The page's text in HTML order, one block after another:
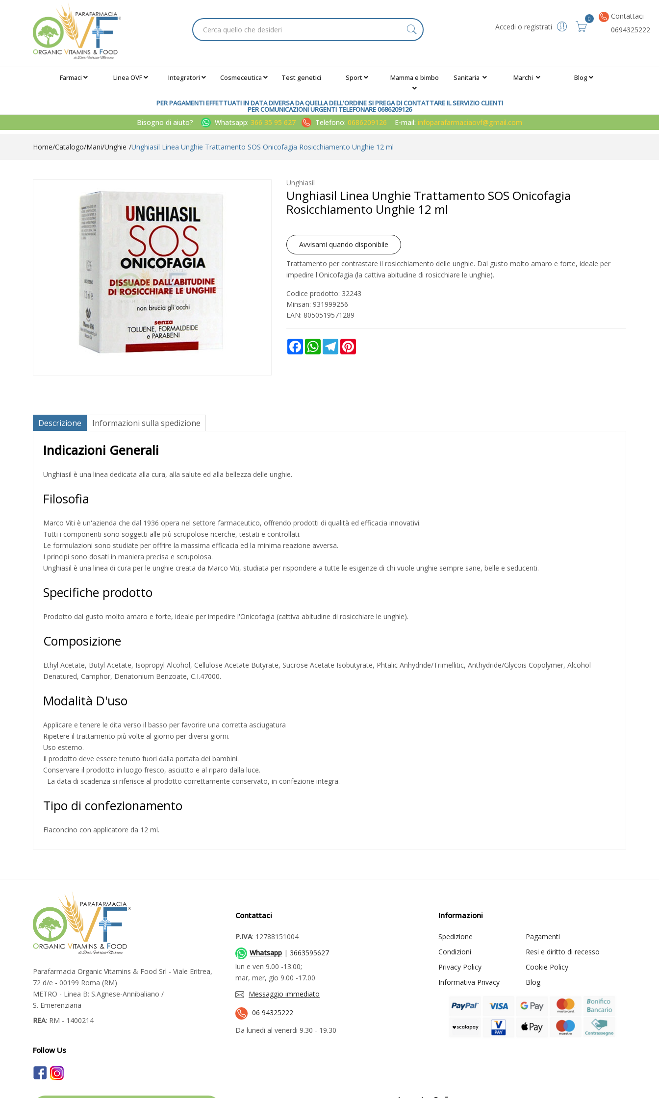
Accedi o registrati
0
Contattaci
0694325222
Farmaci Linea OVF Integratori Cosmeceutica Test genetici Sport Mamma e bimbo Sanitaria Marchi Blog
PER PAGAMENTI EFFETTUATI IN DATA DIVERSA DA QUELLA DELL'ORDINE SI PREGA DI CONTATTARE IL SERVIZIO CLIENTI
PER COMUNICAZIONI URGENTI TELEFONARE 0686209126
Bisogno di aiuto? Whatsapp: 366 35 95 627 Telefono:0686209126 E-mail:infoparafarmaciaovf@gmail.com
Home Catalogo/Mani/Unghie Unghiasil Linea Unghie Trattamento SOS Onicofagia Rosicchiamento Unghie 12 ml
Unghiasil
Unghiasil Linea Unghie Trattamento SOS Onicofagia
Rosicchiamento Unghie 12 ml
Avvisami quando disponibile
Trattamento per contrastare il rosicchiamento delle unghie. Dal gusto molto amaro e forte, ideale per
impedire l'Onicofagia (la cattiva abitudine di rosicchiare le unghie).
Codice prodotto: 32243
Minsan: 931999256
EAN: 8050519571289
FacebookWhatsAppTelegramPinterest
Descrizione Informazioni sulla spedizione
Indicazioni Generali
Unghiasil è una linea dedicata alla cura, alla salute ed alla bellezza delle unghie.
Filosofia
Marco Viti è un'azienda che dal 1936 opera nel settore farmaceutico, offrendo prodotti di qualità ed efficacia innovativi.
Tutti i componenti sono soggetti alle più scrupolose ricerche, testati e controllati.
Le formulazioni sono studiate per offrire la massima efficacia ed la minima reazione avversa.
I principi sono dosati in maniera precisa e scrupolosa.
Unghiasil è una linea di cura per le unghie creata da Marco Viti, studiata per rispondere a tutte le esigenze di chi vuole unghie sempre sane, belle e seducenti.
Specifiche prodotto
Prodotto dal gusto molto amaro e forte, ideale per impedire l'Onicofagia (cattiva abitudine di rosicchiare le unghie).
Composizione
Ethyl Acetate, Butyl Acetate, Isopropyl Alcohol, Cellulose Acetate Butyrate, Sucrose Acetate Isobutyrate, Phtalic Anhydride/Trimellitic, Anthydride/Glycois Copolymer, Alcohol
Denatured, Camphor, Denatonium Benzoate, C.I.47000.
Modalità D'uso
Applicare e tenere le dita verso il basso per favorire una corretta asciugatura
Ripetere il trattamento più volte al giorno per diversi giorni.
Uso esterno.
Il prodotto deve essere tenuto fuori dalla portata dei bambini.
Conservare il prodotto in luogo fresco, asciutto e al riparo dalla luce.
La data di scadenza si riferisce al prodotto correttamente conservato, in confezione integra.
Tipo di confezionamento
Flaconcino con applicatore da 12 ml.
Parafarmacia Organic Vitamins & Food Srl - Viale Eritrea,
72 d/e - 00199 Roma (RM)
METRO - Linea B: S.Agnese-Annibaliano /
S. Emerenziana
REA: RM - 1400214
Contattaci
P.IVA: 12788151004
Whatsapp | 3663595627
lun e ven 9.00 -13.00;
mar, mer, gio 9.00 -17.00
Messaggio immediato
06 94325222
Da lunedi al venerdi 9.30 - 19.30
Informazioni
Spedizione
Pagamenti
Condizioni
Resi e diritto di recesso
Privacy Policy
Cookie Policy
Informativa Privacy
Blog
Follow Us